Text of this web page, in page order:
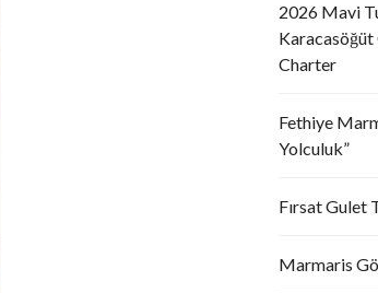
2026 Mavi
Charter
Fethiye
Yolculuk”
Fırsat Gulet
Marmaris